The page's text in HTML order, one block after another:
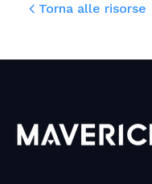
Torna alle risorse